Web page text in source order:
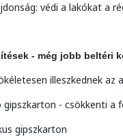
védi a lakókat a
- még jobb beltéri
illeszkednek az
- csökkenti a
gipszkarton